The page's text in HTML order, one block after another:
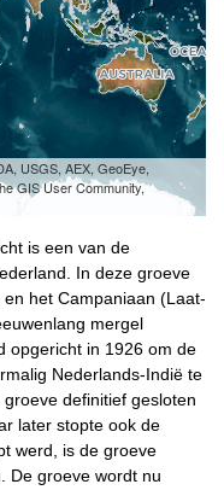
USGS, AEX, GeoEye,
GIS User Community,
is een van de
In deze groeve
het Campaniaan (Laat-
mergel
opgericht in 1926 om de
Nederlands-Indië te
definitief gesloten
later stopte ook de
werd, is de groeve
De groeve wordt nu